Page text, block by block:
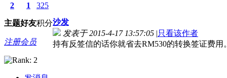
2
主题
1
好友
325
积分
注册会员
沙发
发表于 2015-4-17 13:57:05 |只看该作者
持有反签信的话你就省去RM530的转换签证费